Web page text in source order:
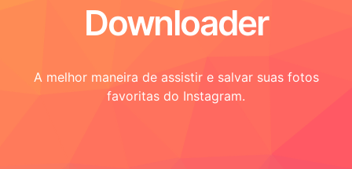
Publicações marcadas
Reels
Downloader
A melhor maneira de assistir e salvar suas fotos
favoritas do Instagram.